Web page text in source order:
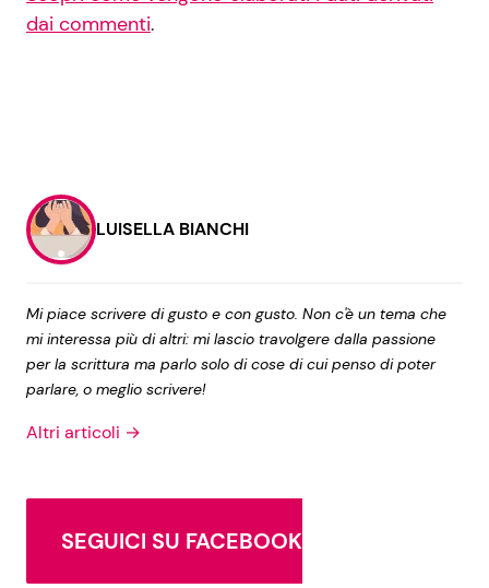
dai commenti.
LUISELLA BIANCHI
Mi piace scrivere di gusto e con gusto. Non c'è un tema che
mi interessa più di altri: mi lascio travolgere dalla passione
per la scrittura ma parlo solo di cose di cui penso di poter
parlare, o meglio scrivere!
Altri articoli →
SEGUICI SU FACEBOOK